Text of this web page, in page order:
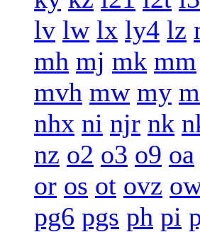
lv lw lx ly4 lz
mh mj mk mm
mvh mw my
nhx ni njr nk
nz o2 o3 o9 oa
or os ot ovz
pg6 pgs ph pi